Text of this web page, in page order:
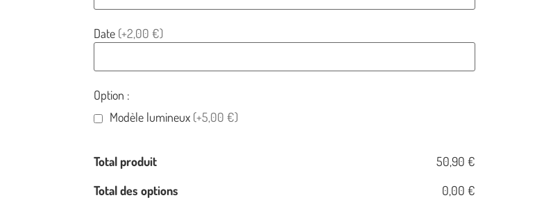
Date (+2,00 €)
Option :
Modèle lumineux (+5,00 €)
Total produit
50,90 €
Total des options
0,00 €